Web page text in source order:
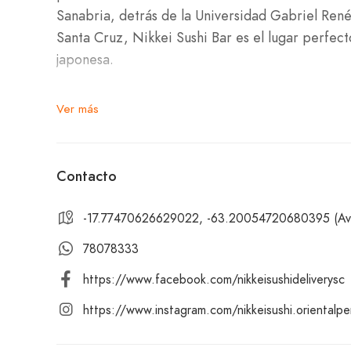
Sanabria, detrás de la Universidad Gabriel
Santa Cruz, Nikkei Sushi Bar es el lugar
japonesa.
Nuestro variado menú incluye nigiri, entradas,
cervezas y agua.
Santos Ortiz. Ya sea que vengas a disfrutar
postre irresistible, en Nikkei Sushi Bar
Ver más
Contacto
-17.77470626629022, -63.20054720680395
78078333
https://www.facebook.com/nikkeisushideliverysc
https://www.instagram.com/